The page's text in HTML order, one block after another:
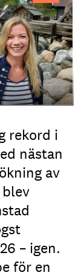
rekord i
nästan
av
– igen.
för en